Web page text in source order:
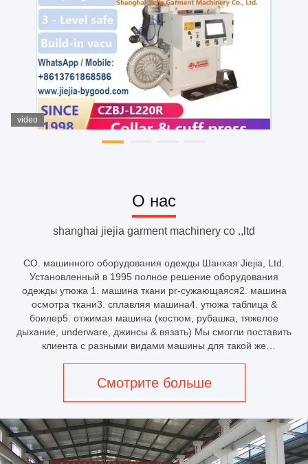
video
О нас
shanghai jiejia garment machinery co .,ltd
CO. машинного оборудования одежды Шанхая Jiejia, Ltd.
Установленный в 1995 полное решение оборудования
одежды утюжа 1. машина ткани pr-сужающаяся2. машина
осмотра ткани3. сплавляя машина4. утюжа таблица &
боилер5. отжимая машина (костюм, рубашка, тяжелое
дыхание, underware, джинсы & вязать) Мы смогли поставить
клиента с разными видами машины для такой же
технологическое оборудование и опытную группу эксперто...
Смотрите больше